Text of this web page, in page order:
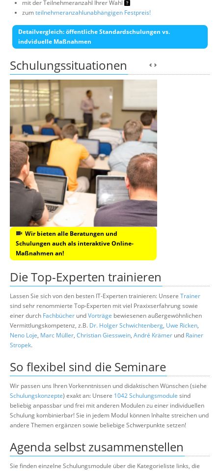
mit der Teilnehmeranzahl Ihrer Wahl
zumteilnehmeranzahlunabhängigen Festpreis!
Detailvergleich: öffentliche Standardschulungen vs.
indviduelle Maßnahmen
Schulungssituationen
Wir bieten alle Beratungen und
Schulungen auch als interaktive Online-
Maßnahmen an!
Die Top-Experten trainieren
Lassen Sie sich von den besten IT-Experten trainieren: Unsere Trainer
sind sehr renommierte Top-Experten mit viel Praxixserfahrung sowie
einer durch Fachbücher undVorträge bewiesenen außergewöhnlichen
Vermittlungskompetenz, z.B. Dr. Holger Schwichtenberg, Uwe Ricken,
Neno Loje, Marc Müller, Christian Giesswein, André Krämer und Rainer
Stropek.
So flexibel sind die Seminare
Wir passen uns Ihren Vorkenntnissen und didaktischen Wünschen (siehe
Schulungskonzepte) exakt an: Unsere 1042 Schulungsmodule sind
beliebig anpassbar und frei mit anderen Modulen zu einer individuellen
Schulung kombinierbar! Sie in jedem Modul können Inhalte streichen und
andere Themen ergänzen sowie beliebige Schwerpunkte setzen!
Agenda selbst zusammenstellen
Sie finden einzelne Schulungsmodule über die Kategorieliste links, die